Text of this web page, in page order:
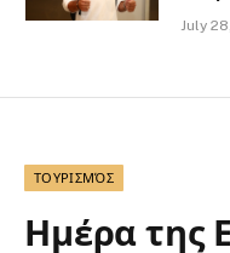
July
ΤΟΥΡΙΣΜΌΣ
Ημέρα της